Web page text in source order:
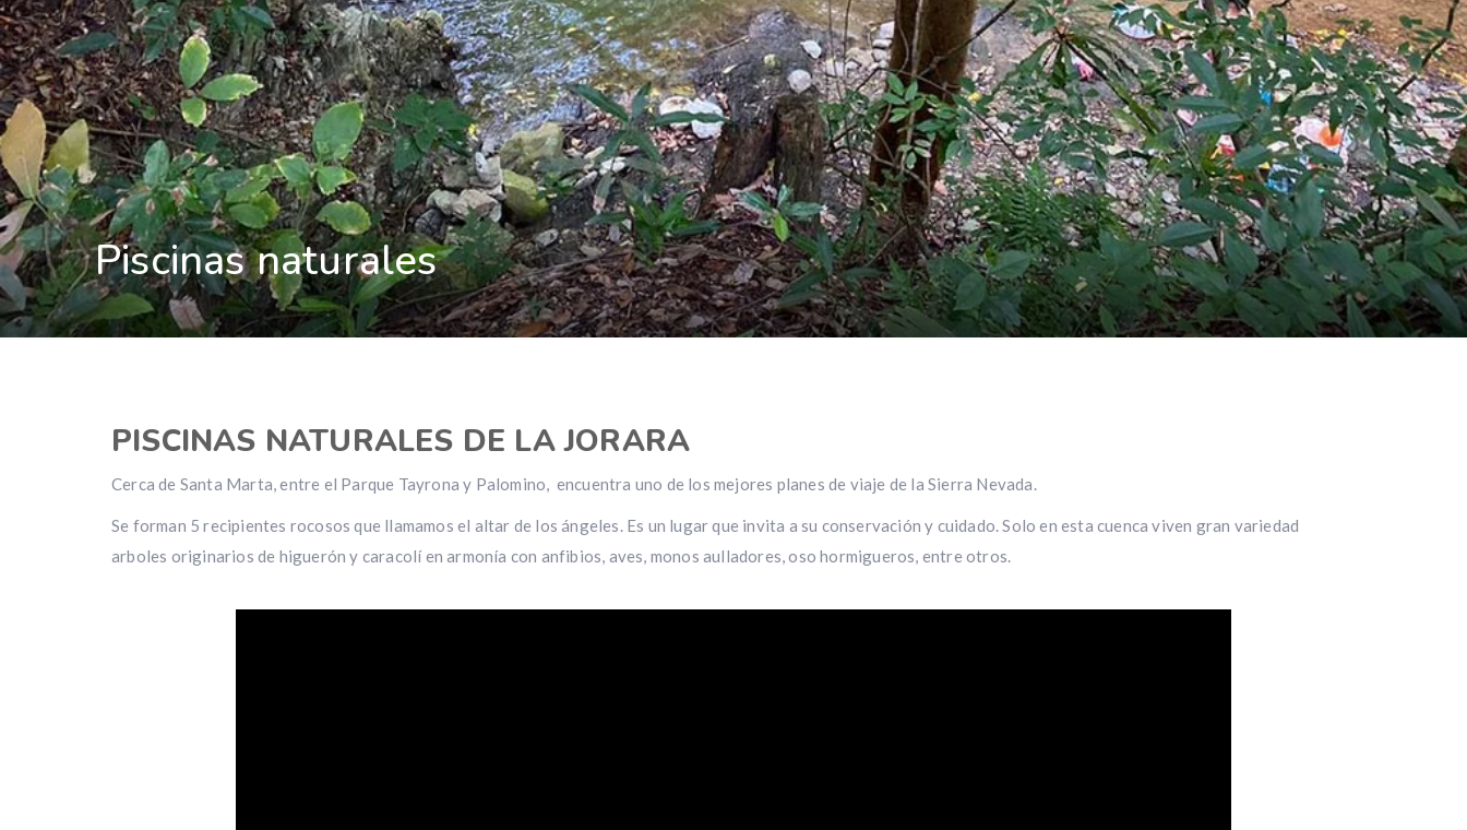
Piscinas naturales
PISCINAS NATURALES DE LA JORARA
Cerca de Santa Marta, entre el Parque Tayrona y Palomino, encuentra uno de los mejores planes de viaje de la Sierra Nevada.
Se forman 5 recipientes rocosos que llamamos el altar de los ángeles. Es un lugar que invita a su conservación y cuidado. Solo en esta cuenca viven gran variedad
arboles originarios de higuerón y caracolí en armonía con anfibios, aves, monos aulladores, oso hormigueros, entre otros.